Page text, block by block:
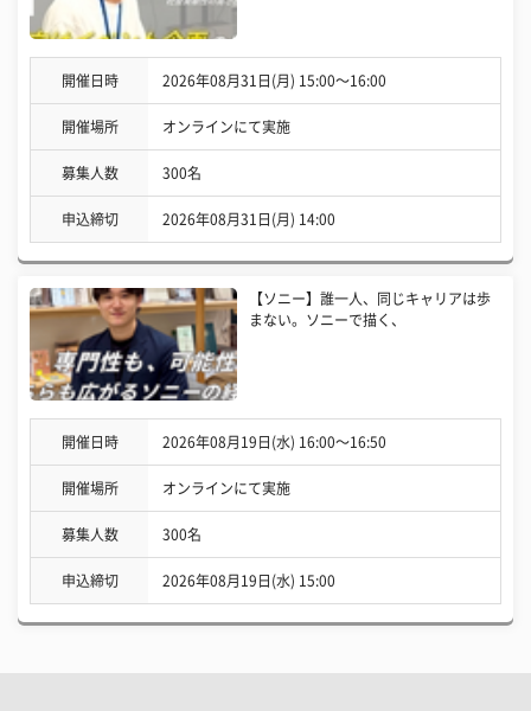
開催日時 2026年08月31日(月) 15:00〜16:00
開催場所 オンラインにて実施
募集人数 300名
申込締切 2026年08月31日(月) 14:00
【ソニー】誰一人、同じキャリアは歩
まない。ソニーで描く、
開催日時 2026年08月19日(水) 16:00〜16:50
開催場所 オンラインにて実施
募集人数 300名
申込締切 2026年08月19日(水) 15:00